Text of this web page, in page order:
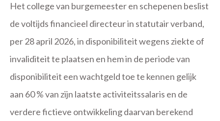
Het college van burgemeester en schepenen beslist
de voltijds financieel directeur in statutair verband,
per 28 april 2026, in disponibiliteit wegens ziekte of
invaliditeit te plaatsen en hem in de periode van
disponibiliteit een wachtgeld toe te kennen gelijk
aan 60 % van zijn laatste activiteitssalaris en de
verdere fictieve ontwikkeling daarvan berekend